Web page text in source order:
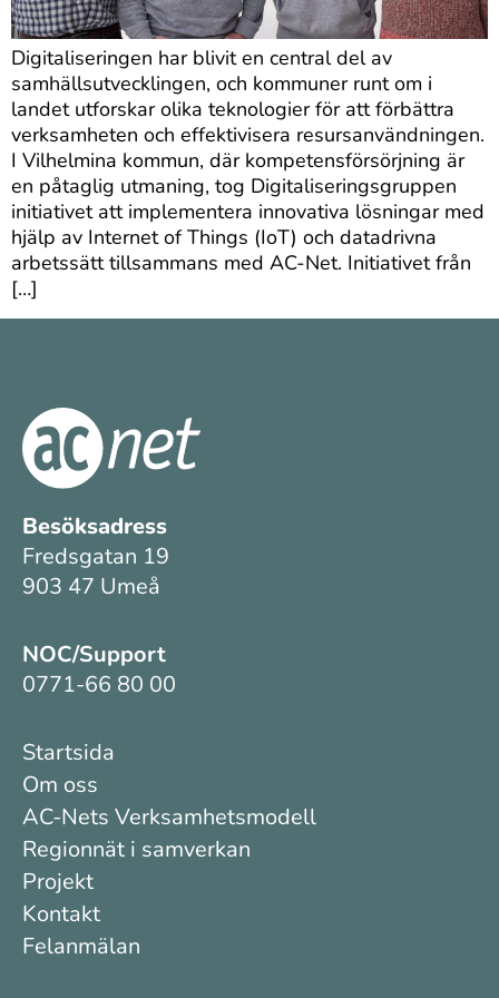
Digitaliseringen har blivit en central del av
samhällsutvecklingen, och kommuner runt om i
landet utforskar olika teknologier för att förbättra
verksamheten och effektivisera resursanvändningen.
I Vilhelmina kommun, där kompetensförsörjning är
en påtaglig utmaning, tog Digitaliseringsgruppen
initiativet att implementera innovativa lösningar med
hjälp av Internet of Things (IoT) och datadrivna
arbetssätt tillsammans med AC-Net. Initiativet från
[…]
Besöksadress
Fredsgatan 19
903 47 Umeå
NOC/Support
0771-66 80 00
Startsida
Om oss
AC-Nets Verksamhetsmodell
Regionnät i samverkan
Projekt
Kontakt
Felanmälan